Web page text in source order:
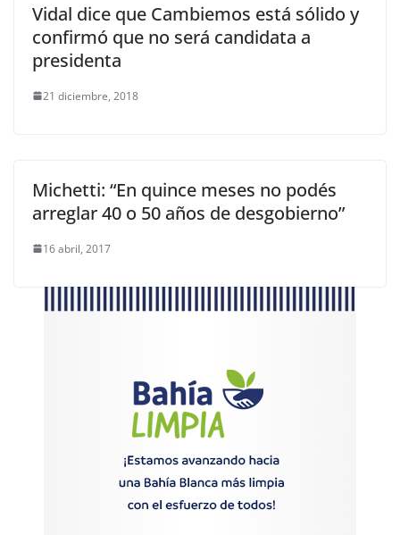
Vidal dice que Cambiemos está sólido y
confirmó que no será candidata a
presidenta
21 diciembre, 2018
Michetti: “En quince meses no podés
arreglar 40 o 50 años de desgobierno”
16 abril, 2017